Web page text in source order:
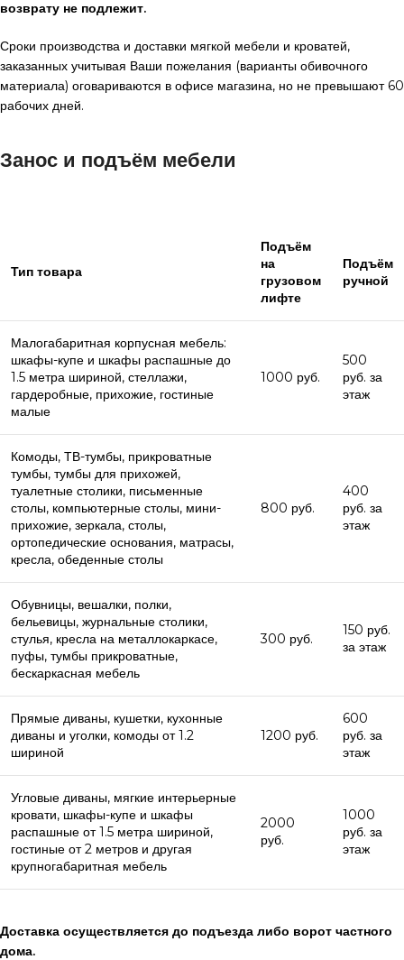
возврату не подлежит.
Сроки производства и доставки мягкой мебели и кроватей,
заказанных учитывая Ваши пожелания (варианты обивочного
материала) оговариваются в офисе магазина, но не превышают 60
рабочих дней.
Занос и подъём мебели
Тип товара
Подъём
на
грузовом
лифте
Подъём
ручной
Малогабаритная корпусная мебель:
шкафы-купе и шкафы распашные до
1.5 метра шириной, стеллажи,
гардеробные, прихожие, гостиные
малые
1000 руб.
500
руб. за
этаж
Комоды, ТВ-тумбы, прикроватные
тумбы, тумбы для прихожей,
туалетные столики, письменные
столы, компьютерные столы, мини-
прихожие, зеркала, столы,
ортопедические основания, матрасы,
кресла, обеденные столы
800 руб.
400
руб. за
этаж
Обувницы, вешалки, полки,
бельевицы, журнальные столики,
стулья, кресла на металлокаркасе,
пуфы, тумбы прикроватные,
бескаркасная мебель
300 руб.
150 руб.
за этаж
Прямые диваны, кушетки, кухонные
диваны и уголки, комоды от 1.2
шириной
1200 руб.
600
руб. за
этаж
Угловые диваны, мягкие интерьерные
кровати, шкафы-купе и шкафы
распашные от 1.5 метра шириной,
гостиные от 2 метров и другая
крупногабаритная мебель
2000
руб.
1000
руб. за
этаж
Доставка осуществляется до подъезда либо ворот частного
дома.